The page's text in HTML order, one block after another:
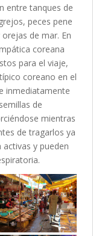
entre tanques de
peces pene
de mar. En
coreana
para el viaje,
coreano en el
inmediatamente
de
mientras
de tragarlos ya
y pueden